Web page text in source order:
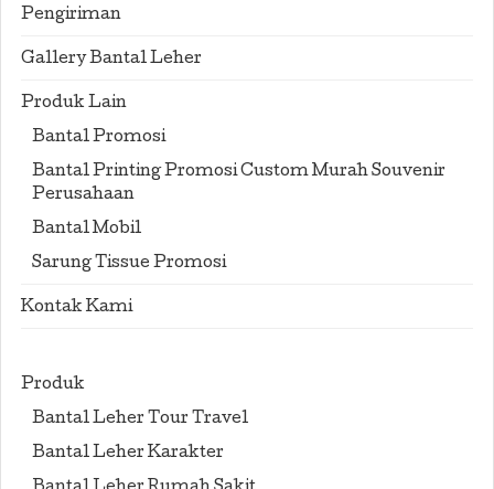
Pengiriman
Gallery Bantal Leher
Produk Lain
Bantal Promosi
Bantal Printing Promosi Custom Murah Souvenir
Perusahaan
Bantal Mobil
Sarung Tissue Promosi
Kontak Kami
Produk
Bantal Leher Tour Travel
Bantal Leher Karakter